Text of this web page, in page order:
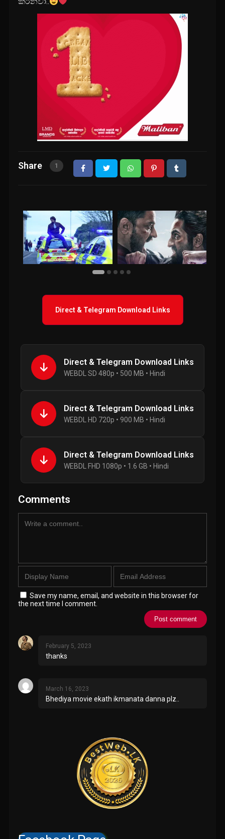
Share 1
Direct & Telegram Download Links
Direct & Telegram Download Links
WEBDL SD 480p • 500 MB • Hindi
Direct & Telegram Download Links
WEBDL HD 720p • 900 MB • Hindi
Direct & Telegram Download Links
WEBDL FHD 1080p • 1.6 GB • Hindi
Comments
Save my name, email, and website in this browser for
the next time I comment.
February 5, 2023
thanks
March 16, 2023
Bhediya movie ekath ikmanata danna plz..